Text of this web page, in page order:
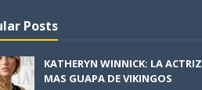
Posts
KATHERYN WINNICK: LA ACTRIZ
MAS GUAPA DE VIKINGOS